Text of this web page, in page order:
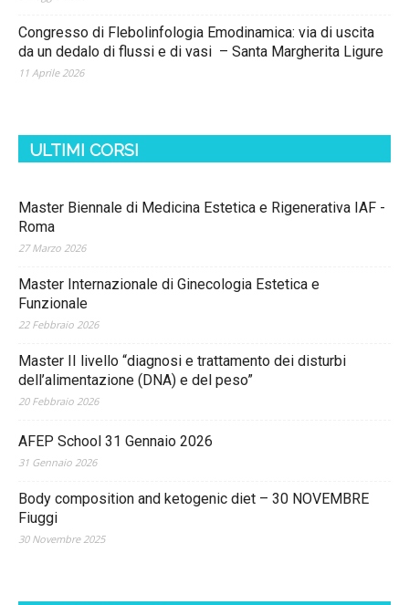
Congresso di Flebolinfologia Emodinamica: via di uscita
da un dedalo di flussi e di vasi – Santa Margherita Ligure
11 Aprile 2026
ULTIMI CORSI
Master Biennale di Medicina Estetica e Rigenerativa IAF -
Roma
27 Marzo 2026
Master Internazionale di Ginecologia Estetica e
Funzionale
22 Febbraio 2026
Master II livello “diagnosi e trattamento dei disturbi
dell’alimentazione (DNA) e del peso”
20 Febbraio 2026
AFEP School 31 Gennaio 2026
31 Gennaio 2026
Body composition and ketogenic diet – 30 NOVEMBRE
Fiuggi
30 Novembre 2025